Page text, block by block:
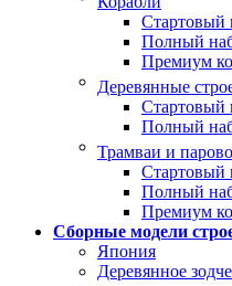
Стартовый
Полный
Премиум
Деревянные
Стартовый
Полный
Трамваи и
Стартовый
Полный
Премиум
Сборные модели
Япония
Деревянное